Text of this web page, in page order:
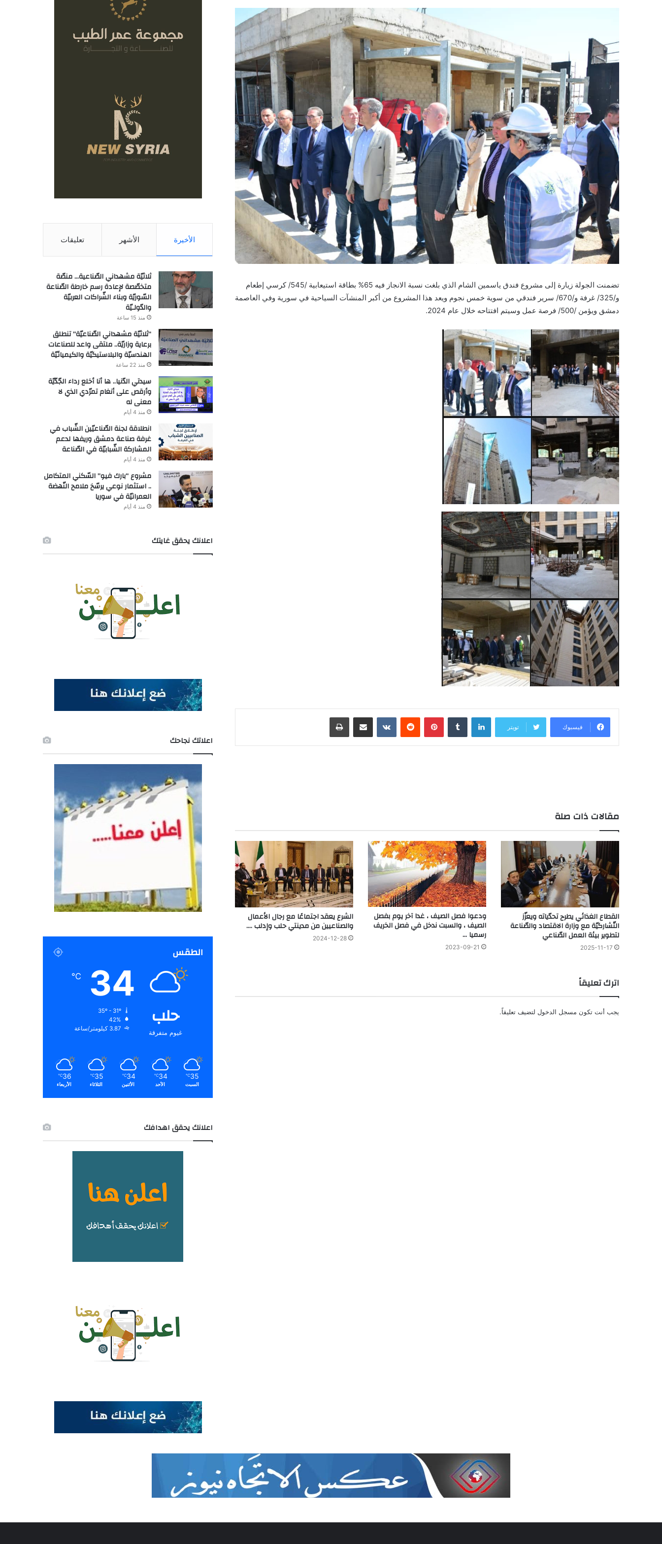
تضمنت الجولة زيارة إلى مشروع فندق ياسمين الشام الذي بلغت نسبة الانجاز فيه 65% بطاقة استيعابية /545/ كرسي إطعام
و/325/ غرفة و/670/ سرير فندقي من سوية خمس نجوم ويعد هذا المشروع من أكبر المنشآت السياحية في سورية وفي العاصمة
دمشق ويؤمن /500/ فرصة عمل وسيتم افتتاحه خلال عام 2024.
فيسبوك تويتر
لينكدإن بينتيريست مشاركة عبر البريد طباعة
مقالات ذات صلة
القطاع الغذائي يطرح تحدّياته ويعزّز
التّشاركيّة مع وزارة الاقتصاد والصّناعة
لتطوير بيئة العمل الصّناعي
2025-11-17
ودعوا فصل الصيف ، غدا آخر يوم بفصل
الصيف ، والسبت ندخل في فصل الخريف
رسميا …
2023-09-21
الشرع يعقد اجتماعًا مع رجال الأعمال
والصناعيين من مدينتي حلب وإدلب ….
2024-12-28
اترك تعليقاً
يجب أنت تكون مسجل الدخول لتضيف تعليقاً.
الأخيرة الأشهر تعليقات
ثلاثيّة مشهداني الصّناعية… منصّة
متخصّصة لإعادة رسم خارطة الصّناعة
السّوريّة وبناء الشّراكات العربيّة
والدّولـيّة
منذ 15 ساعة
“ثلاثيّة مشهداني الصّناعيّة” تنطلق
برعاية وزاريّة.. ملتقى واعد للصناعات
الهندسيّة والبلاستيكيّة والكيميائيّة
منذ 22 ساعة
سيدتي الدّنيا.. ها أنا أخلع رداء الجّدّيّة
وأرقص على أنغام تمرّدي الذي لا
معنى له
منذ 4 أيام
انطلاقة لجنة الصّناعيّين الشّباب في
غرفة صناعة دمشق وريفها لدعم
المشاركة الشّبابيّة في الصّناعة
منذ 4 أيام
مشروع “بارك فيو” السّكني المتكامل
.. استثمار نوعي يرسّخ ملامح النّهضة
العمرانيّة في سوريا
منذ 4 أيام
اعلانك يحقق غايتك
اعلاتك نجاحك
الطقس
حلب
غيوم متفرقة
34
℃
42%
3.87 كيلومتر/ساعة
35
℃
السبت
34
℃
الأحد
34
℃
الأثنين
35
℃
الثلاثاء
36
℃
الأربعاء
اعلانك يحقق اهدافك